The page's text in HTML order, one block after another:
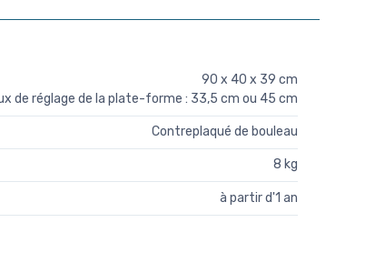
90 x 40 x 39 cm
de réglage de la plate-forme : 33,5 cm ou 45 cm
Contreplaqué de bouleau
8 kg
à partir d'1 an